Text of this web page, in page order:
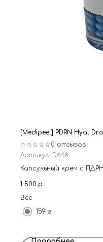
[Medipeel] PDRN Hyal
☆☆☆☆☆ 0 отзывов
Артикул: D648
Капсульный крем с
1 500 р.
Вес
159 г